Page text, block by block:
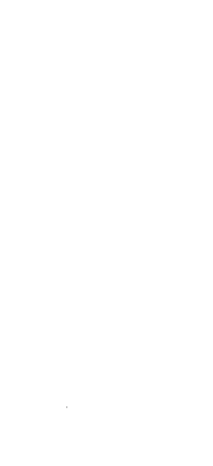
Valiza de transport